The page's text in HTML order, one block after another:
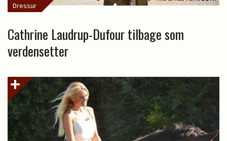
Dressur
Cathrine Laudrup-Dufour tilbage som
verdensetter